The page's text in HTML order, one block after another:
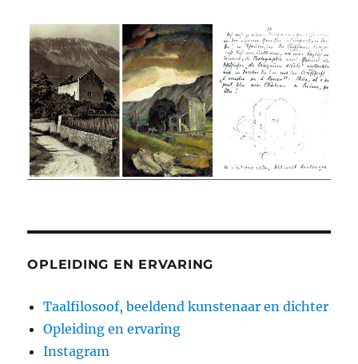
OPLEIDING EN ERVARING
Taalfilosoof, beeldend kunstenaar en dichter
Opleiding en ervaring
Instagram